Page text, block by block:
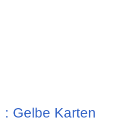
: Gelbe Karten